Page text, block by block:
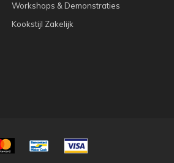
Workshops & Demonstraties
Kookstijl Zakelijk